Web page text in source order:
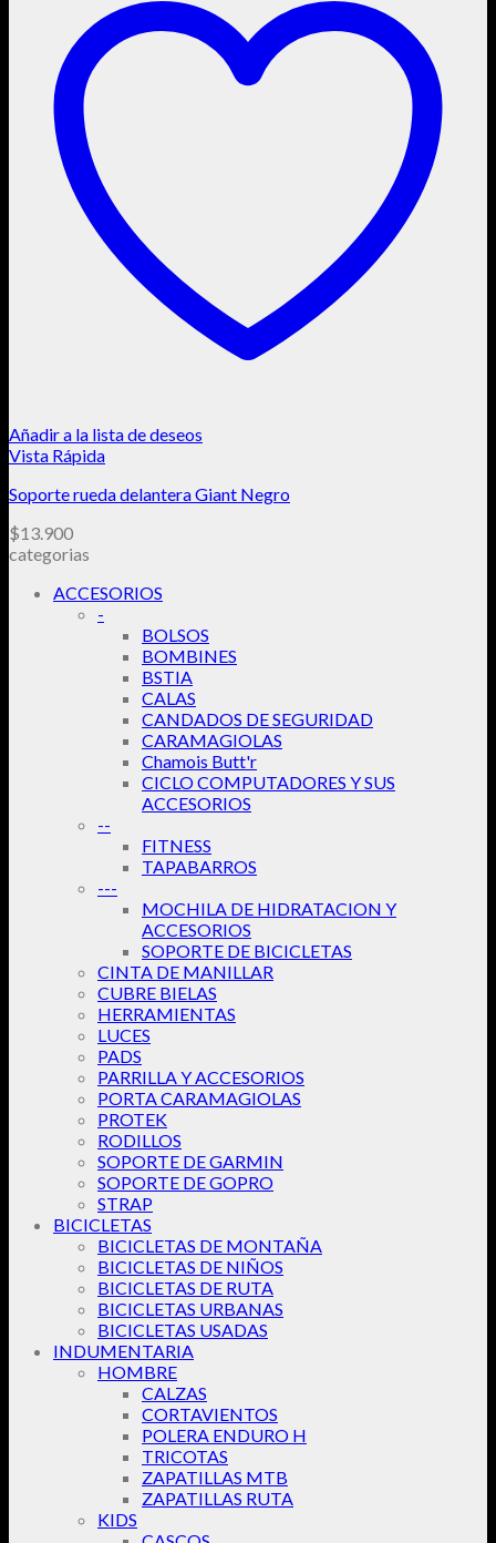
Añadir a la lista de deseos
Vista Rápida
Soporte rueda delantera Giant Negro
$13.900
categorias
ACCESORIOS
-
BOLSOS
BOMBINES
BSTIA
CALAS
CANDADOS DE SEGURIDAD
CARAMAGIOLAS
Chamois Butt'r
CICLO COMPUTADORES Y SUS
ACCESORIOS
--
FITNESS
TAPABARROS
---
MOCHILA DE HIDRATACION Y
ACCESORIOS
SOPORTE DE BICICLETAS
CINTA DE MANILLAR
CUBRE BIELAS
HERRAMIENTAS
LUCES
PADS
PARRILLA Y ACCESORIOS
PORTA CARAMAGIOLAS
PROTEK
RODILLOS
SOPORTE DE GARMIN
SOPORTE DE GOPRO
STRAP
BICICLETAS
BICICLETAS DE MONTAÑA
BICICLETAS DE NIÑOS
BICICLETAS DE RUTA
BICICLETAS URBANAS
BICICLETAS USADAS
INDUMENTARIA
HOMBRE
CALZAS
CORTAVIENTOS
POLERA ENDURO H
TRICOTAS
ZAPATILLAS MTB
ZAPATILLAS RUTA
KIDS